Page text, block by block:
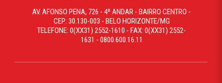
AV. AFONSO PENA, 726 - 4º ANDAR - BAIRRO CENTRO -
CEP: 30.130-003 - BELO HORIZONTE/MG
TELEFONE: 0(XX31) 2552-1610 - FAX: 0(XX31) 2552-
1631 - 0800.600.16.11